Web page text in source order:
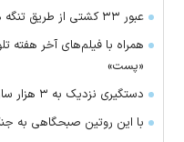
عبور ۳۳ کشتی از طریق تنگه هرمز در یک هفته
همراه با فیلم‌های آخر هفته
«پست»
دستگیری نزدیک به ۳ هزار سارق در آذربایجان‌شرقی
با این روتین صبحگاهی به